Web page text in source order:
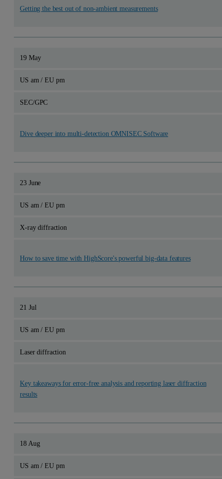
Getting the best out of non-ambient measurements
19 May
US am / EU pm
SEC/GPC
Dive deeper into multi-detection OMNISEC Software
23 June
US am / EU pm
X-ray diffraction
How to save time with HighScore's powerful big-data features
21 Jul
US am / EU pm
Laser diffraction
Key takeaways for error-free analysis and reporting laser diffraction
results
18 Aug
US am / EU pm